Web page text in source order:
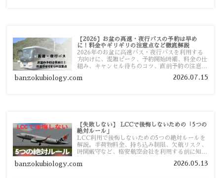
【2026】お盆の高速・夜行バスの予約は早め
に！料金やギリギリの注意点など徹底解説
2026年のお盆に高速バス・夜行バスを利用する
方向けに、混雑ピーク、予約開始時期、料金の仕
組み、キャンセル待ちのコツ、直前予約の注意点
banzokubiology.com 2026.07.15
【失敗しない】 LCCで後悔しないための「5つの
絶対ルール」
LCC利用で後悔しないための5つの絶対ルールを
解説。手荷物料金、持ち込み制限、欠航リスク、
時間厳守など、格安航空会社を利用する前に知っ
す。
banzokubiology.com 2026.05.13